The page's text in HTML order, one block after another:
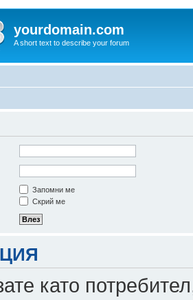
yourdomain.com
A short text to describe your forum
Запомни ме
Скрий ме
като